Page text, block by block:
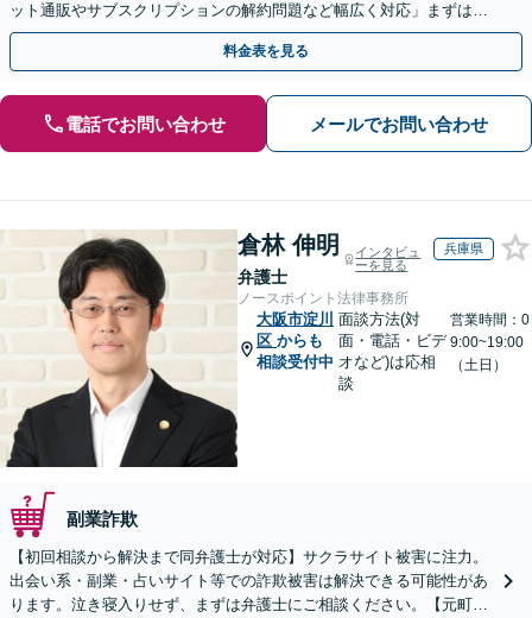
ット通販やサブスクリプションの解約問題など幅広く対応」まずは一
度ご相談ください【休日・夜間相談可】
料金表を見る
電話でお問い合わせ メールでお問い合わせ
倉林 伸明
弁護士
インタビュ
ーを見る
兵庫県
ノースポイント法律事務所
大阪市淀川
区 からも
相談受付中
面談方法(対
面・電話・ビデ
オなど)は応相
談
営業時間：0
9:00~19:00
（土日）
副業詐欺
【初回相談から解決まで同弁護士が対応】サクラサイト被害に注力。
出会い系・副業・占いサイト等での詐欺被害は解決できる可能性があ
ります。泣き寝入りせず、まずは弁護士にご相談ください。【元町駅